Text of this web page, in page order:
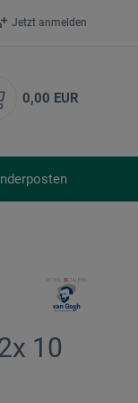
Jetzt anmelden
0,00 EUR
10